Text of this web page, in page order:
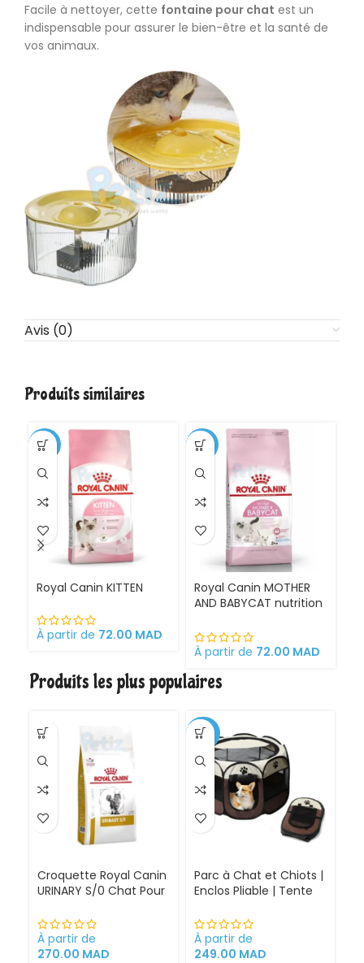
Facile à nettoyer, cette fontaine pour chat est un
indispensable pour assurer le bien-être et la santé de
vos animaux.
Avis (0)
Produits similaires
-1%
Royal Canin KITTEN
À partir de 72.00 MAD
-11%
Royal Canin MOTHER
AND BABYCAT nutrition
et ses chatons
Croquettes pour
gestantes/allaitantes
À partir de 72.00 MAD
Produits les plus populaires
Croquette Royal Canin
URINARY S/0 Chat Pour
Cystite régime
médicalisé
À partir de
270.00 MAD
-30%
Parc à Chat et Chiots |
Enclos Pliable | Tente
et extérieur
À partir de
249.00 MAD